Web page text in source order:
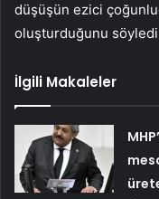
düşüşün ezici
oluşturduğunu
İlgili Makaleler